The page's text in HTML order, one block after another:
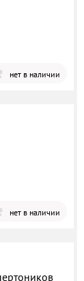
нет в наличии
нет в наличии